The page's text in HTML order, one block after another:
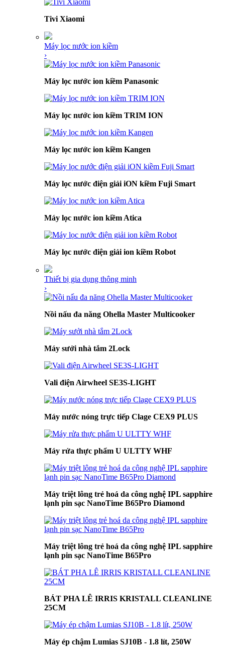
Tivi Xiaomi
Máy lọc nước ion kiềm
›
Máy lọc nước ion kiềm Panasonic
Máy lọc nước ion kiềm TRIM ION
Máy lọc nước ion kiềm Kangen
Máy lọc nước điện giải iON kiềm Fuji Smart
Máy lọc nước ion kiềm Atica
Máy lọc nước điện giải ion kiềm Robot
Thiết bị gia dụng thông minh
›
Nồi nấu đa năng Ohella Master Multicooker
Máy sưởi nhà tắm 2Lock
Vali điện Airwheel SE3S-LIGHT
Máy nước nóng trực tiếp Clage CEX9 PLUS
Máy rửa thực phẩm U ULTTY WHF
Máy triệt lông trẻ hoá da công nghệ IPL sapphire
lạnh pin sạc NanoTime B65Pro Diamond
Máy triệt lông trẻ hoá da công nghệ IPL sapphire
lạnh pin sạc NanoTime B65Pro
BÁT PHA LÊ IRRIS KRISTALL CLEANLINE
25CM
Máy ép chậm Lumias SJ10B - 1.8 lít, 250W